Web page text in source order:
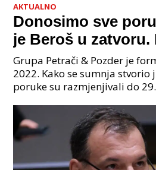
AKTUALNO
Donosimo sve
je Beroš u zatvoru.
godinama. Tko će
sljedeći uhićen?
Grupa Petrači & Pozder je
2022. Kako se sumnja stvorio
poruke su razmjenjivali do